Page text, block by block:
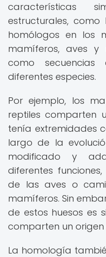
características
estructurales,
homólogos en los
mamíferos, aves y
como secuencias
diferentes especies.
Por ejemplo, los
reptiles comparten
tenía extremidades
largo de la
modificado y
diferentes
de las aves o
mamíferos. Sin
de estos huesos es
comparten un origen
La homología